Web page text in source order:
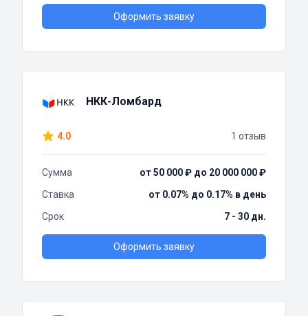
Оформить заявку
НКК-Ломбард
4.0 1 отзыв
Сумма
от 50 000 ₽ до 20 000 000 ₽
Ставка
от 0.07% до 0.17% в день
Срок
7 - 30 дн.
Оформить заявку